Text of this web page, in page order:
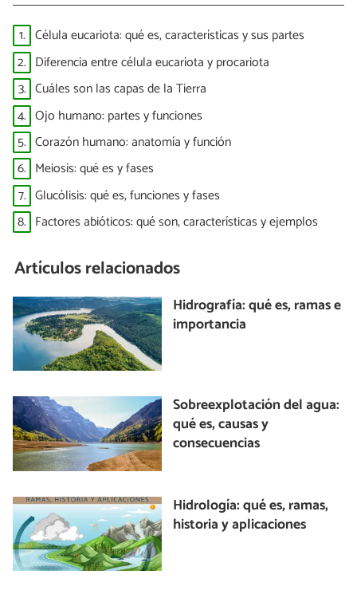
1. Célula eucariota: qué es, características y sus partes
2. Diferencia entre célula eucariota y procariota
3. Cuáles son las capas de la Tierra
4. Ojo humano: partes y funciones
5. Corazón humano: anatomía y función
6. Meiosis: qué es y fases
7. Glucólisis: qué es, funciones y fases
8. Factores abióticos: qué son, características y ejemplos
Artículos relacionados
Hidrografía: qué es, ramas e
importancia
Sobreexplotación del agua:
qué es, causas y
consecuencias
Hidrología: qué es, ramas,
historia y aplicaciones